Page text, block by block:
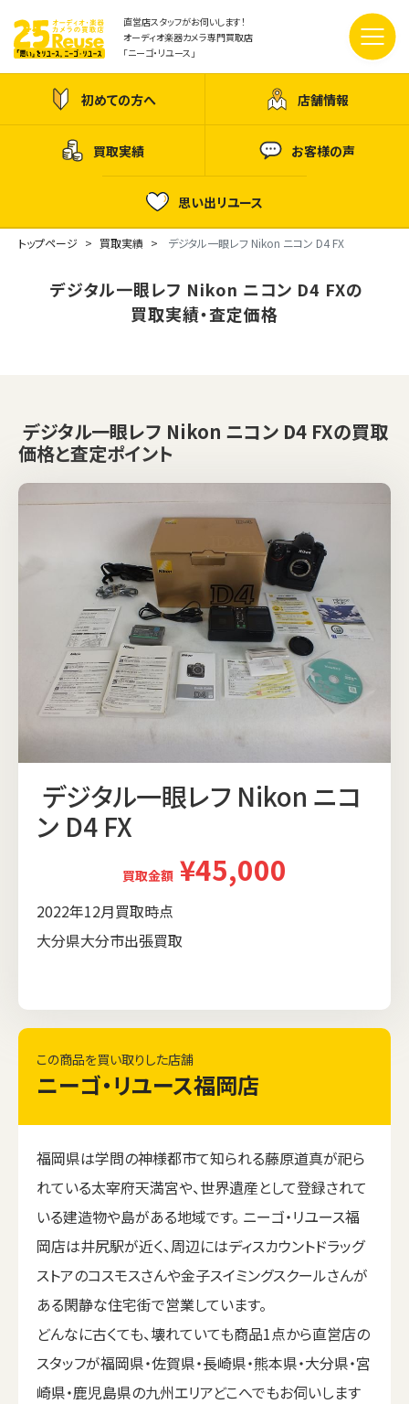
直営店スタッフがお伺いします！
オーディオ楽器カメラ専門買取店
「ニーゴ・リユース」
初めての方へ 店舗情報
買取実績 お客様の声
思い出リユース
トップページ 買取実績 デジタル一眼レフ Nikon ニコン D4 FX
デジタル一眼レフ Nikon ニコン D4 FXの
買取実績・査定価格
デジタル一眼レフ Nikon ニコン D4 FXの買取
価格と査定ポイント
デジタル一眼レフ Nikon ニコ
ン D4 FX
買取金額 ¥45,000
2022年12月買取時点
大分県大分市出張買取
この商品を買い取りした店舗
ニーゴ・リユース福岡店
福岡県は学問の神様都市て知られる藤原道真が祀ら
れている太宰府天満宮や、世界遺産として登録されて
いる建造物や島がある地域です。 ニーゴ・リユース福
岡店は井尻駅が近く、周辺にはディスカウントドラッグ
ストアのコスモスさんや金子スイミングスクールさんが
ある閑静な住宅街で営業しています。
どんなに古くても、壊れていても商品1点から直営店の
スタッフが福岡県・佐賀県・長崎県・熊本県・大分県・宮
崎県・鹿児島県の九州エリアどこへでもお伺いします